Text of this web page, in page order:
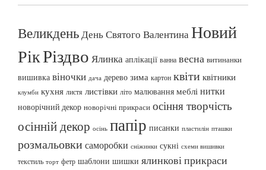
ВеликденьДень Святого ВалентинаНовий
РікРіздво Ялинка аплікації ванна весна витинанки
вишивка віночки дача дерево зима картон квіти квітники
клумби кухня листя листівки літо малювання меблі нитки
новорічний декор новорічні прикраси осіння творчість
осінній декор осінь папір писанки пластилін пташки
розмальовки саморобки сніжинки сукні схеми вишивки
текстиль торт фетр шаблони шишки ялинкові прикраси